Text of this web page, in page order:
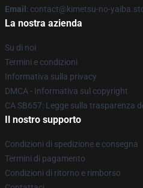
Email : contact@kimetsu-no-
La nostra azienda
Su di noi
Termini e condizioni
Informativa sulla privacy
DMCA - Informativa sul copyright
CA SB657: Legge sulla trasparenza
Il nostro supporto
Condizioni di spedizione e consegna
Termini di pagamento
Condizioni di ritorno e rimborso